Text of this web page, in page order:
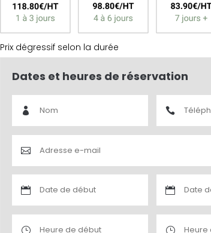
Prix dégressif selon la durée
Dates et heures de réservation